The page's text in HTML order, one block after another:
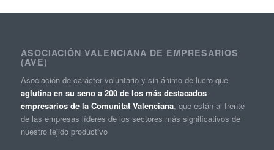
ASOCIACIÓN VALENCIANA DE EMPRESARIOS
(AVE)
Asociación de carácter voluntario y sin ánimo de lucro que
aglutina en su seno a 200 de los más destacados
empresarios de la Comunitat Valenciana, que están al frente
de las empresas líderes de los sectores más significativos de
nuestro tejido productivo